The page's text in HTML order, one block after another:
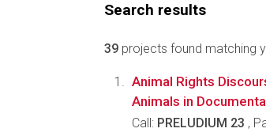
Search results
39 projects found matching
Animal Rights
Animals in
Call: PRELUDIUM 23 ,